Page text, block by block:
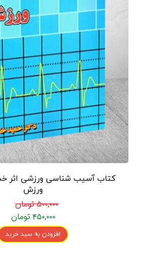
کتاب آسیب شناسی ورزشی اثر
ورزش
۵۰۰,۰۰۰ تومان
۴۵۰,۰۰۰ تومان
افزودن به سبد خرید